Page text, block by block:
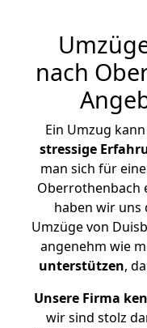
nach
Ein Umzug
stressige
man sich für
Oberrothenbach
haben wir uns
Umzüge von
angenehm wie
unterstützen,
Unsere Firma
wir sind stolz